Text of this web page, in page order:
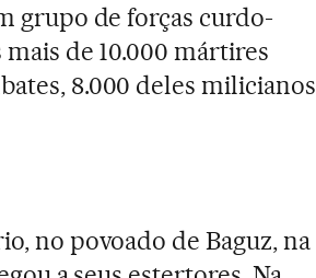
grupo de forças curdo-
de 10.000 mártires
8.000 deles milicianos
no povoado de Baguz, na